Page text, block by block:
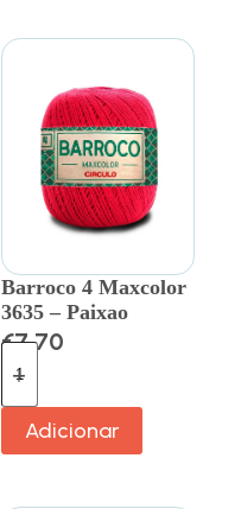
Barroco 4 Maxcolor
3635 – Paixao
€7.70
Adicionar